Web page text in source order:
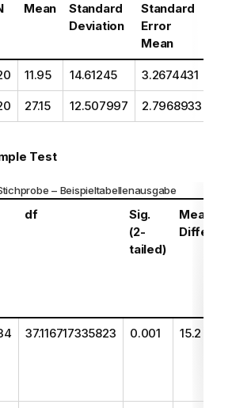
Mean
Standard
Deviation
Standard
Error
Mean
11.95 14.61245 3.2674431
27.15 12.507997 2.7968933
Test
– Beispieltabellenausgabe
df
Sig.
(2-
tailed)
Mean
37.116717335823 0.001 15.2